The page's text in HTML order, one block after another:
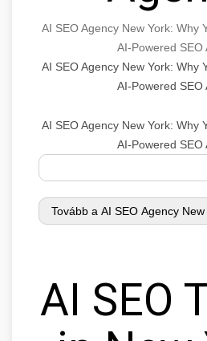
AI SEO Agency New York: Why
AI-Powered SEO
AI SEO Agency New York: Why
AI-Powered SEO
AI SEO Agency New York: Why
AI-Powered SEO
AI SEO